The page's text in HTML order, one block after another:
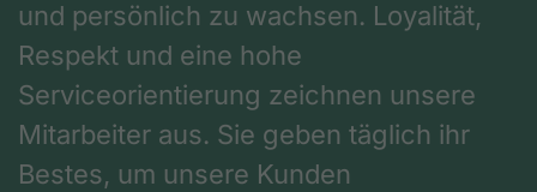
und persönlich zu wachsen. Loyalität,
Respekt und eine hohe
Serviceorientierung zeichnen unsere
Mitarbeiter aus. Sie geben täglich ihr
Bestes, um unsere Kunden